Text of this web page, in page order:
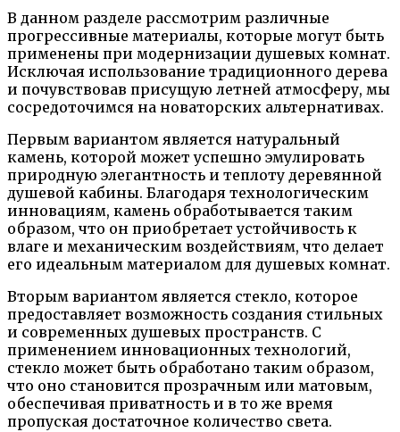
В данном разделе рассмотрим различные
прогрессивные материалы, которые могут быть
применены при модернизации душевых комнат.
Исключая использование традиционного дерева
и почувствовав присущую летней атмосферу, мы
сосредоточимся на новаторских альтернативах.
Первым вариантом является натуральный
камень, которой может успешно эмулировать
природную элегантность и теплоту деревянной
душевой кабины. Благодаря технологическим
инновациям, камень обработывается таким
образом, что он приобретает устойчивость к
влаге и механическим воздействиям, что делает
его идеальным материалом для душевых комнат.
Вторым вариантом является стекло, которое
предоставляет возможность создания стильных
и современных душевых пространств. С
применением инновационных технологий,
стекло может быть обработано таким образом,
что оно становится прозрачным или матовым,
обеспечивая приватность и в то же время
пропуская достаточное количество света.